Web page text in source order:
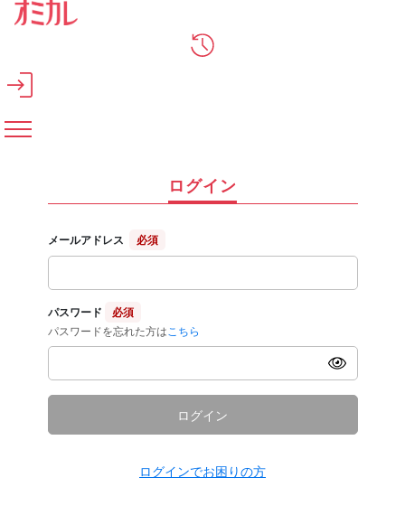
メインコンテンツへスキップ
ログイン
メールアドレス 必須
パスワード
必須
パスワードを忘れた方は こちら
ログイン
ログインでお困りの方